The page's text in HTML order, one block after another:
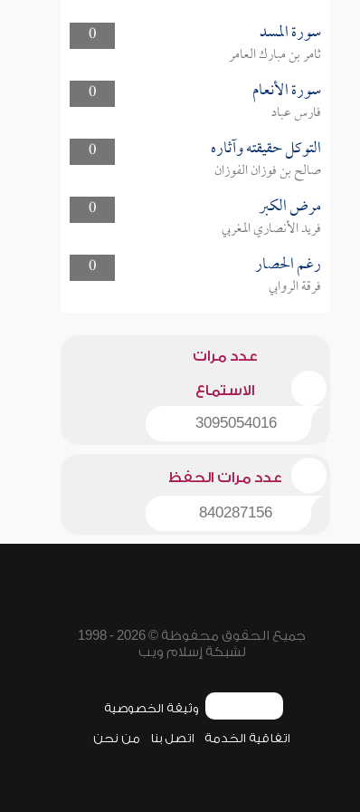
0 سورة المسد
ثامر بن مبارك العامر
0
سورة الأنعام
فارس عباد
0
التوكل حقيقته وآثاره
صالح بن فوزان الفوزان
0
مرض الكبر
فريد الأنصاري المغربي
0
رغم الحصار
فرقة الروابي
عدد مرات
الاستماع
3095054016
عدد مرات الحفظ
840287156
جميع الحقوق محفوظة © 2026 - 1998
لشبكة إسلام ويب
وثيقة الخصوصية
اتفاقية الخدمة اتصل بنا من نحن